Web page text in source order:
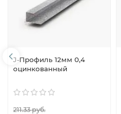
J-Профиль 12мм 0,4
оцинкованный
211.33 руб.